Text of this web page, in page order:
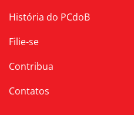
História do PCdoB
Filie-se
Contribua
Contatos